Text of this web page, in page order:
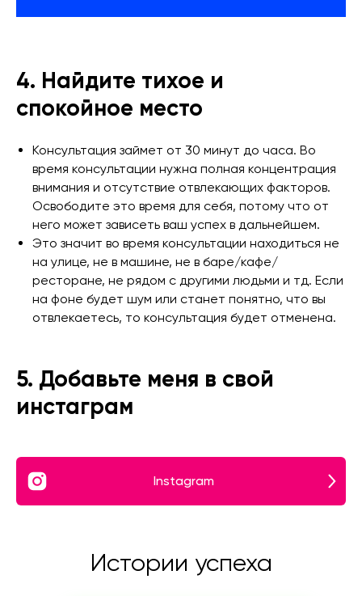
4. Найдите тихое и
спокойное место
Консультация займет от 30 минут до часа. Во
время консультации нужна полная концентрация
внимания и отсутствие отвлекающих факторов.
Освободите это время для себя, потому что от
него может зависеть ваш успех в дальнейшем.
Это значит во время консультации находиться не
на улице, не в машине, не в баре/кафе/
ресторане, не рядом с другими людьми и тд. Если
на фоне будет шум или станет понятно, что вы
отвлекаетесь, то консультация будет отменена.
5. Добавьте меня в свой
инстаграм
Instagram
Истории успеха